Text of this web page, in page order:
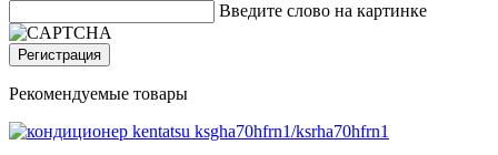
Введите слово на картинке
Регистрация
Рекомендуемые товары